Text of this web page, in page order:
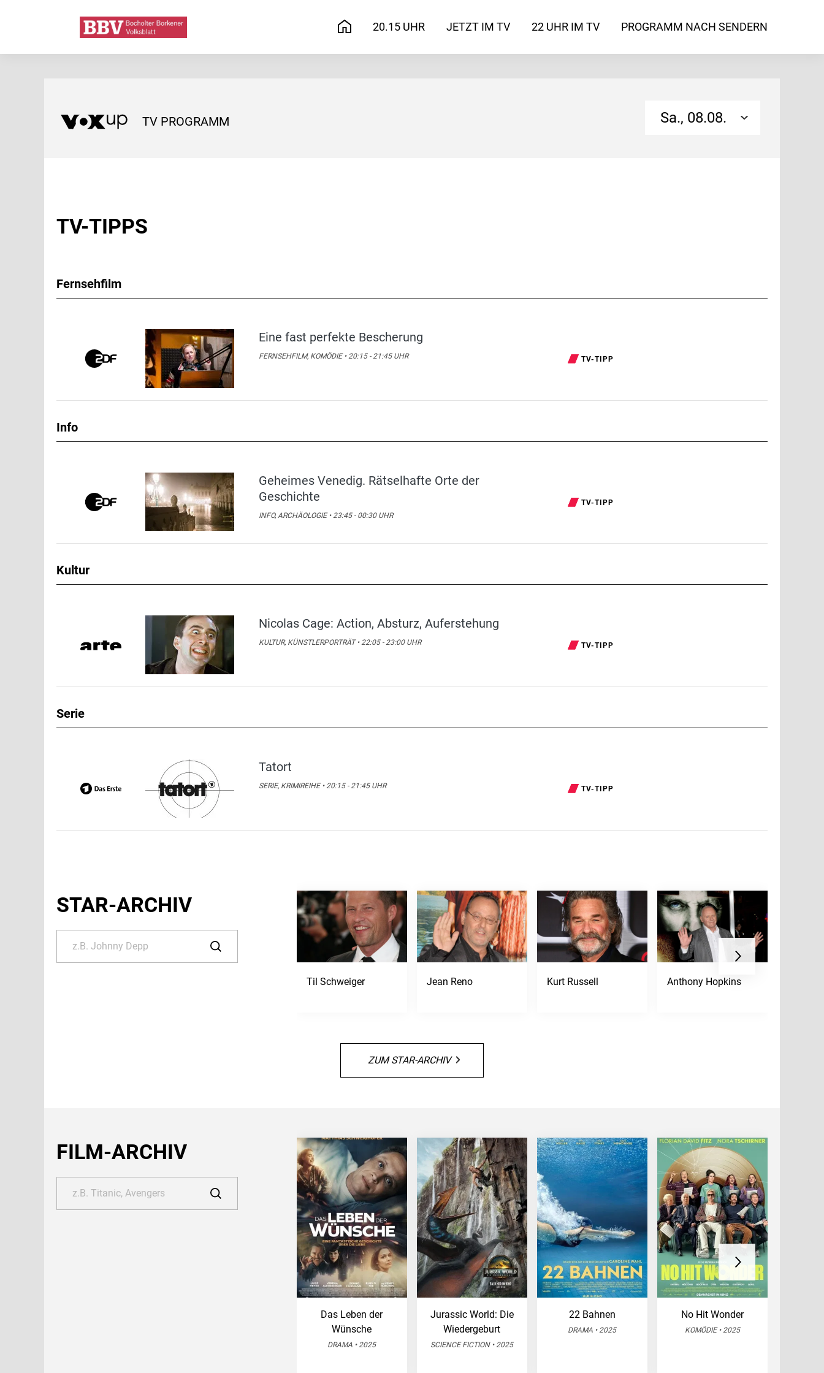
START20.15 UHR JETZT IM TV 22 UHR IM TV PROGRAMM NACH SENDERN
TV PROGRAMM Sa., 08.08.
TV-TIPPS
Fernsehfilm
Eine fast perfekte Bescherung
FERNSEHFILM, KOMÖDIE • 20:15 - 21:45 UHR TV-TIPP
Info
Geheimes Venedig. Rätselhafte Orte der
Geschichte
INFO, ARCHÄOLOGIE • 23:45 - 00:30 UHR
TV-TIPP
Kultur
Nicolas Cage: Action, Absturz, Auferstehung
KULTUR, KÜNSTLERPORTRÄT • 22:05 - 23:00 UHR TV-TIPP
Serie
Tatort
SERIE, KRIMIREIHE • 20:15 - 21:45 UHR TV-TIPP
STAR-ARCHIV
Til Schweiger Jean Reno Kurt Russell Anthony Hopkins
ZUM STAR-ARCHIV
FILM-ARCHIV
Das Leben der
Wünsche
DRAMA • 2025
Jurassic World: Die
Wiedergeburt
SCIENCE FICTION • 2025
22 Bahnen
DRAMA • 2025
No Hit Wonder
KOMÖDIE • 2025